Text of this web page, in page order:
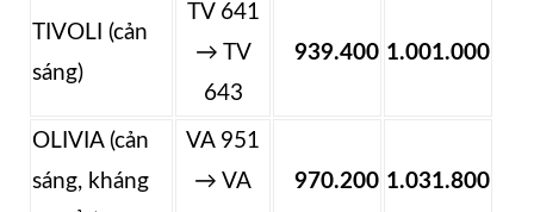
TIVOLI (cản
sáng)
TV 641
→ TV
643
939.400 1.001.000
OLIVIA (cản
sáng, kháng
VA 951
→ VA
970.200 1.031.800